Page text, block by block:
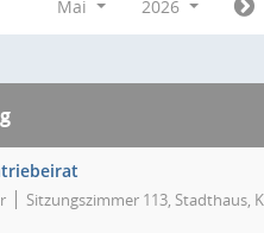
Mai 2026
Sitzungszimmer 113, Stadthaus,